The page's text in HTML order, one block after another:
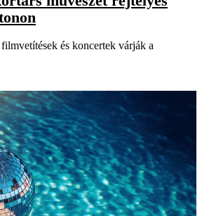
és koncertek várják a